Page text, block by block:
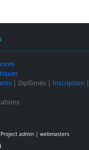
| Diplômés | Inscription
Project admin | webmasters